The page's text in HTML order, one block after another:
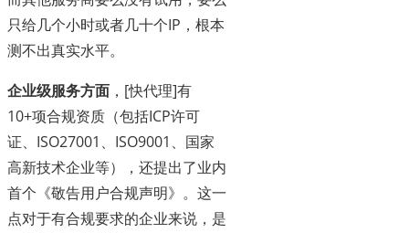
只给几个小时或者几十个IP，根本
测不出真实水平。
企业级服务方面 ，[快代理]有
10+项合规资质（包括ICP许可
证、ISO27001、ISO9001、国家
高新技术企业等），还提出了业内
首个《敬告用户合规声明》。这一
点对于有合规要求的企业来说，是